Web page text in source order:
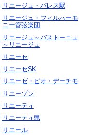
リエージュ・パレス駅
リエージュ・フィルハーモ
ニー管弦楽団
リエージュ～バストーニュ
～リエージュ
リエーセ
リエーセSK
リエーゼ・ピオ・デーチモ
リエーゾン
リエーティ
リエーティ県
リエール